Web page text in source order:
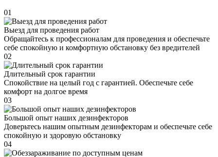
01
Выезд для проведения работ
Обращайтесь к профессионалам для проведения и обеспечьте
себе спокойную и комфортную обстановку без вредителей
02
Длительный срок гарантии
Спокойствие на целый год с гарантией. Обеспечьте себе
комфорт на долгое время
03
Большой опыт наших дезинфекторов
Доверьтесь нашим опытным дезинфекторам и обеспечьте себе
спокойную и здоровую обстановку
04